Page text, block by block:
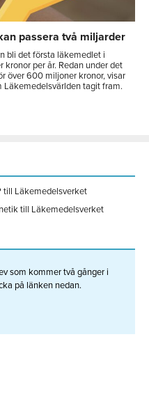
passera två miljarder
bli det första läkemedlet i
kronor per år. Redan under det
över 600 miljoner kronor, visar
Läkemedelsvärlden tagit fram.
till Läkemedelsverket
till Läkemedelsverket
som kommer två gånger i
på länken nedan.